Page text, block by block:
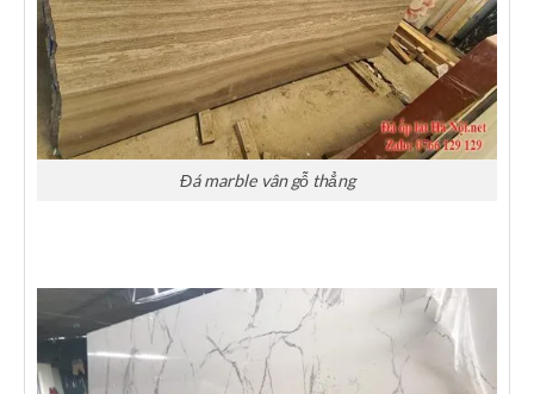
Đá marble vân gỗ thẳng